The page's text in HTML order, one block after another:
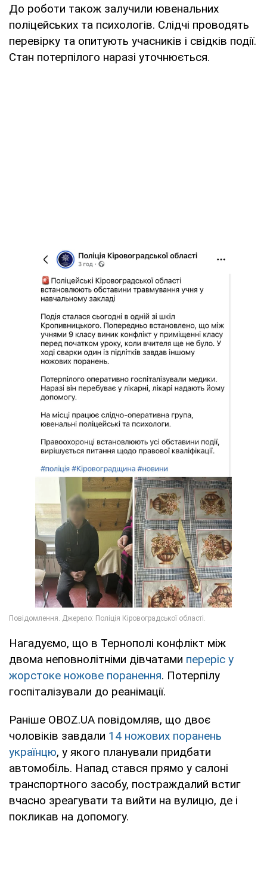
До роботи також залучили ювенальних
поліцейських та психологів. Слідчі проводять
перевірку та опитують учасників і свідків події.
Стан потерпілого наразі уточнюється.
Нагадуємо, що в Тернополі конфлікт між
двома неповнолітніми дівчатами переріс у
жорстоке ножове поранення. Потерпілу
госпіталізували до реанімації.
Раніше OBOZ.UA повідомляв, що двоє
чоловіків завдали 14 ножових поранень
українцю, у якого планували придбати
автомобіль. Напад стався прямо у салоні
транспортного засобу, постраждалий встиг
вчасно зреагувати та вийти на вулицю, де і
покликав на допомогу.